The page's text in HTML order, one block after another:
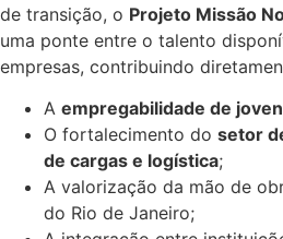
de transição, o Projeto Missão
uma ponte entre o talento
empresas, contribuindo
A empregabilidade de
O fortalecimento do setor
de cargas e logística;
A valorização da mão de
do Rio de Janeiro;